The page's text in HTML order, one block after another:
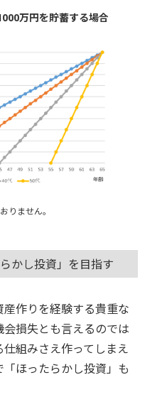
万円を貯蓄する場合
りません。
かし投資」を目指す
作りを経験する貴重な
損失とも言えるのでは
組みさえ作ってしまえ
ほったらかし投資」も